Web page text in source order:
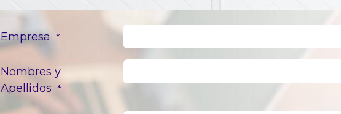
Empresa *
Nombres y
Apellidos *